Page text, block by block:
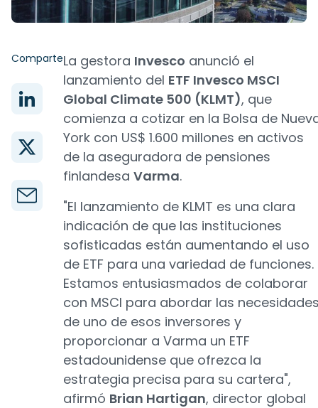
ComparteLa gestora Invesco anunció el
lanzamiento del ETF Invesco MSCI
Global Climate 500 (KLMT), que
comienza a cotizar en la Bolsa de
York con US$ 1.600 millones en activos
de la aseguradora de pensiones
finlandesa Varma.
"El lanzamiento de KLMT es una clara
indicación de que las instituciones
sofisticadas están aumentando el uso
de ETF para una variedad de funciones.
Estamos entusiasmados de colaborar
con MSCI para abordar las
de uno de esos inversores y
proporcionar a Varma un ETF
estadounidense que ofrezca la
estrategia precisa para su cartera",
afirmó Brian Hartigan, director global